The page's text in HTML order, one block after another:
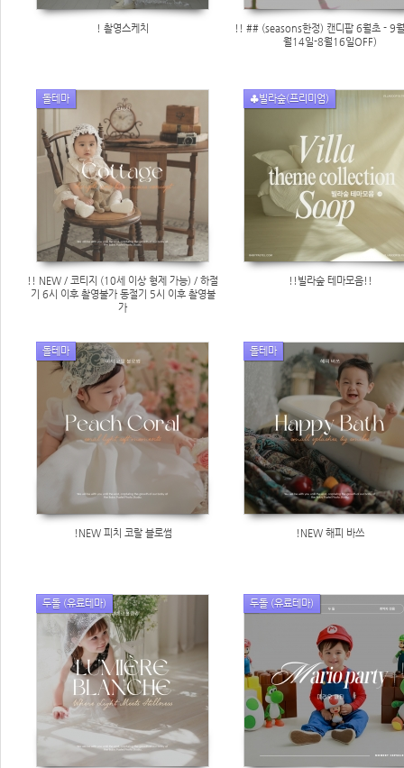
! 촬영스케치
!! ## (seasons한정) 캔디팝 6월초 - 9
월14일-8월16일OFF)
돌테마
!! NEW / 코티지 (10세 이상 형제 가능) / 하절
기 6시 이후 촬영불가 동절기 5시 이후 촬영불
가
♣빌라숲(프리미엄)
!!빌라숲 테마모음!!
돌테마
!NEW 피치 코랄 블로썸
돌테마
!NEW 해피 바쓰
두돌 (유료테마) 두돌 (유료테마)